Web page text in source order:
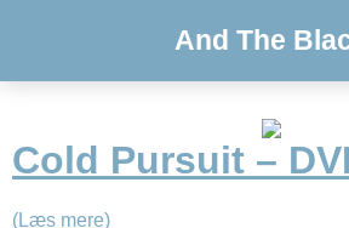
And The
Cold Pursuit –
(Læs mere)